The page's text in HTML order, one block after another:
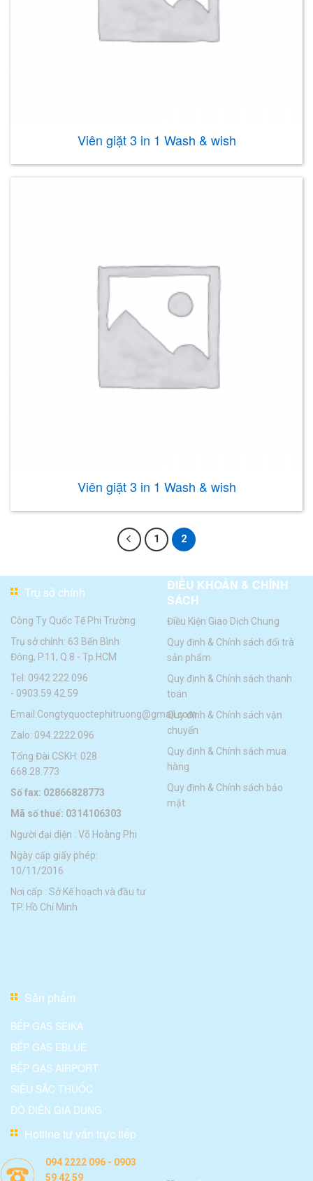
Viên giặt 3 in 1 Wash & wish
Viên giặt 3 in 1 Wash & wish
1 2
Trụ sở chính
Công Ty Quốc Tế Phi Trường
Trụ sở chính: 63 Bến Bình
Đông, P.11, Q.8 - Tp.HCM
Tel: 0942 222 096
- 0903.59.42.59
Email:Congtyquoctephitruong@gmail.com
Zalo: 094.2222.096
Tổng Đài CSKH: 028
668.28.773
Số fax: 02866828773
Mã số thuế: 0314106303
Người đại diện : Võ Hoàng Phi
Ngày cấp giấy phép:
10/11/2016
Nơi cấp : Sở Kế hoạch và đầu tư
TP. Hồ Chí Minh
ĐIỀU KHOẢN & CHÍNH
SÁCH
Điều Kiện Giao Dịch Chung
Quy định & Chính sách đổi trà
sản phẩm
Quy định & Chính sách thanh
toán
Quy định & Chính sách vận
chuyển
Quy định & Chính sách mua
hàng
Quy định & Chính sách bảo
mật
Sản phẩm
BẾP GAS SEIKA
BẾP GAS EBLUE
BẾP GAS AIRPORT
SIÊU SẮC THUỐC
ĐỒ ĐIỆN GIA DỤNG
Hotline tư vấn trực tiếp
094 2222 096 - 0903
59 42 59